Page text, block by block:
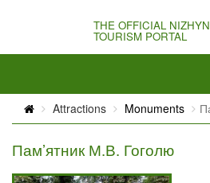
THE OFFICIAL NIZHYN
TOURISM PORTAL
Attractions Monuments
Пам’ятник М.В. Гоголю